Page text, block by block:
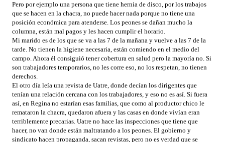
Pero por ejemplo una persona que tiene hernia de disco, por los trabajos
que se hacen en la chacra, no puede hacer nada porque no tiene una
posición económica para atenderse. Los peones se dañan mucho la
columna, están mal pagos y les hacen cumplir el horario.
Mi marido es de los que se va a las 7 de la mañana y vuelve a las 7 de la
tarde. No tienen la higiene necesaria, están comiendo en el medio del
campo. Ahora él consiguió tener cobertura en salud pero la mayoría no. Si
son trabajadores temporarios, no les corre eso, no los respetan, no tienen
derechos.
El otro día leía una revista de Uatre, donde decían los dirigentes que
tenían una relación cercana con los trabajadores, y eso no es así. Si fuera
así, en Regina no estarían esas familias, que como al productor chico le
remataron la chacra, quedaron afuera y las casas en donde vivían eran
terriblemente precarias. Uatre no hace las inspecciones que tiene que
hacer, no van donde están maltratando a los peones. El gobierno y
sindicato hacen propaganda, sacan revistas, pero no es verdad que se